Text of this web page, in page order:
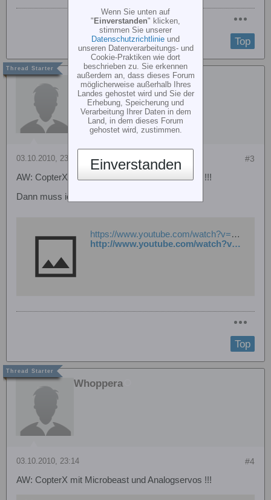
Top
Ronny81
#3
03.10.2010, 23:02
AW: CopterX mit Microbeast und Analogservos !!!
Dann muss ichs so reinstellen
https://www.youtube.com/watch?v=XWmTHFqsRgU
http://www.youtube.com/watch?v=XWmTHFqsRgU
Top
Whoppera
#4
03.10.2010, 23:14
AW: CopterX mit Microbeast und Analogservos !!!
Wenn Sie unten auf
"Einverstanden" klicken,
stimmen Sie unserer
Datenschutzrichtlinie und
unseren Datenverarbeitungs- und
Cookie-Praktiken wie dort
beschrieben zu. Sie erkennen
außerdem an, dass dieses Forum
möglicherweise außerhalb Ihres
Landes gehostet wird und Sie der
Erhebung, Speicherung und
Verarbeitung Ihrer Daten in dem
Land, in dem dieses Forum
gehostet wird, zustimmen.
Einverstanden